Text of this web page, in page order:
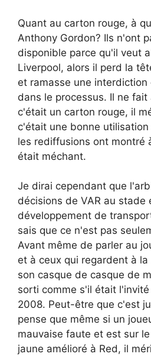
Quant au carton rouge, à
Anthony Gordon? Ils n'ont
disponible parce qu'il veut
Liverpool, alors il perd la
et ramasse une
dans le processus. Il ne
c'était un carton rouge, il
c'était une bonne utilisation
les rediffusions ont montré
était méchant.
Je dirai cependant que
décisions de VAR au stade
développement de
sais que ce n'est pas
Avant même de parler au
et à ceux qui regardent à
son casque de casque de
sorti comme s'il était
2008. Peut-être que c'est
pense que même si un
mauvaise faute et est sur
jaune amélioré à Red, il